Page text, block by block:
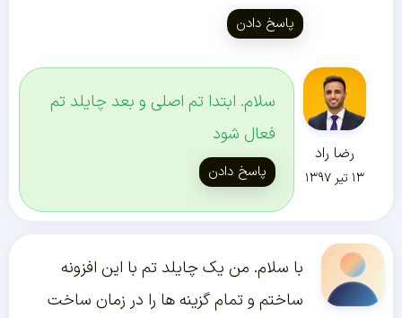
پاسخ دادن
رضا راد
۱۳ تیر ۱۳۹۷
سلام. ابتدا تم اصلی و بعد چایلد تم
فعال شود
پاسخ دادن
با سلام. من یک چایلد تم با این افزونه
ساختم و تمام گزینه ها را در زمان ساخت